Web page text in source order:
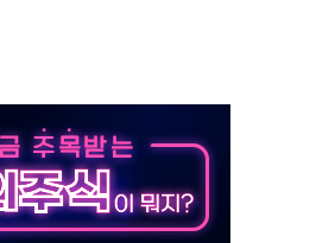
플레이한다